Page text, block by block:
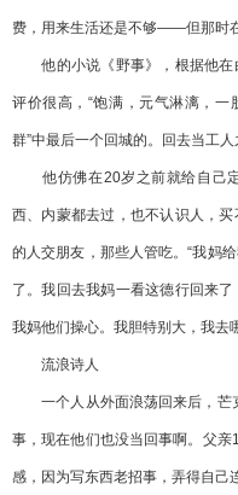
费，用来生活还是不够——但那时
他的小说《野事》，根据他在
评价很高，“饱满，元气淋漓，一
群”中最后一个回城的。回去当工
他仿佛在20岁之前就给自己定
西、内蒙都去过，也不认识人，
的人交朋友，那些人管吃。“我妈
了。我回去我妈一看这德行回来
我妈他们操心。我胆特别大，我去
流浪诗人
一个人从外面浪荡回来后，芒
事，现在他们也没当回事啊。父
感，因为写东西老招事，弄得自己